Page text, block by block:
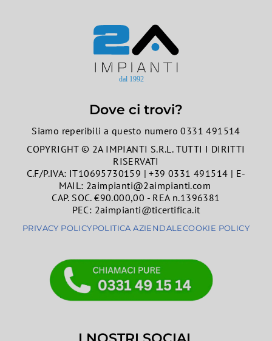
Dove ci trovi?
Siamo reperibili a questo numero 0331 491514
COPYRIGHT © 2A IMPIANTI S.R.L. TUTTI I DIRITTI
RISERVATI
C.F/P.IVA: IT10695730159 | +39 0331 491514 | E-
MAIL: 2aimpianti@2aimpianti.com
CAP. SOC. €90.000,00 - REA n.1396381
PEC: 2aimpianti@ticertifica.it
PRIVACY POLICYPOLITICA AZIENDALECOOKIE POLICY